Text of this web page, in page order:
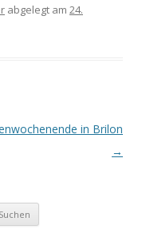
abgelegt am 24.
in Brilon
→